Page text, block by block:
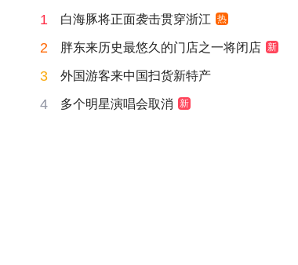
1 白海豚将正面袭击贯穿浙江 热
2 胖东来历史最悠久的门店之一将闭店 新
3 外国游客来中国扫货新特产
4 多个明星演唱会取消 新